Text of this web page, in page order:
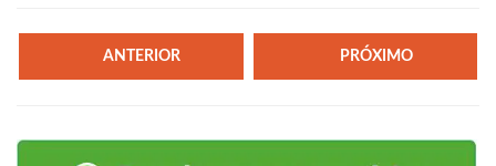
ANTERIOR PRÓXIMO